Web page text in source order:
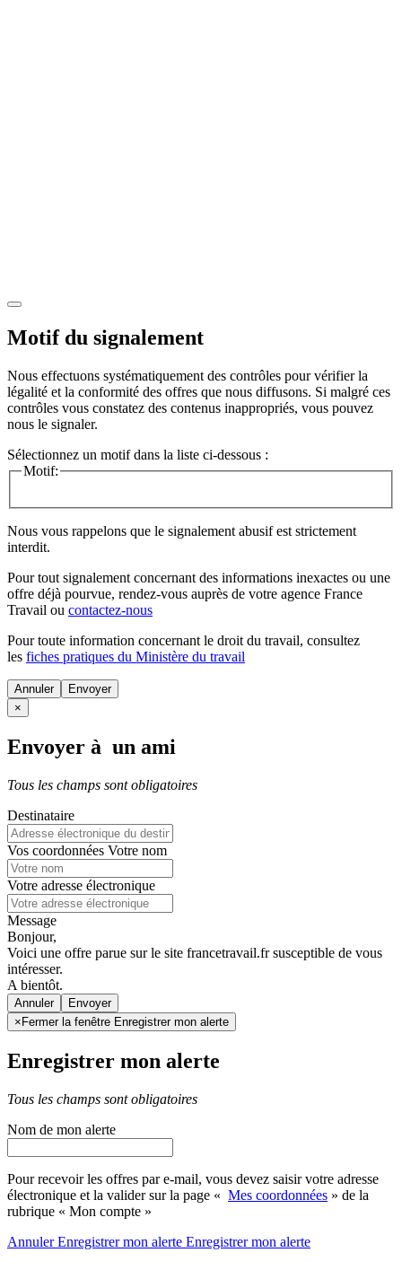
Motif du signalement
Nous effectuons systématiquement des contrôles pour vérifier la
légalité et la conformité des offres que nous diffusons. Si malgré ces
contrôles vous constatez des contenus inappropriés, vous pouvez
nous le signaler.
Sélectionnez un motif dans la liste ci-dessous :
Motif:
Nous vous rappelons que le signalement abusif est strictement
interdit.
Pour tout signalement concernant des informations inexactes ou une
offre déjà pourvue, rendez-vous auprès de votre agence France
Travail ou contactez-nous
Pour toute information concernant le droit du travail, consultez
les fiches pratiques du Ministère du travail
Annuler
×
Envoyer à un ami
Tous les champs sont obligatoires
Destinataire
Vos coordonnées Votre nom
Votre adresse électronique
Message
Bonjour,
Voici une offre parue sur le site francetravail.fr susceptible de vous
intéresser.
A bientôt.
Annuler
× Fermer la fenêtre Enregistrer mon alerte
Enregistrer mon alerte
Tous les champs sont obligatoires
Nom de mon alerte
Pour recevoir les offres par e-mail, vous devez saisir votre adresse
électronique et la valider sur la page « Mes coordonnées » de la
rubrique « Mon compte »
AnnulerEnregistrer mon alerte Enregistrermon alerte